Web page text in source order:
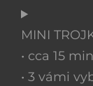
MINI
• cca 15
• 3 vámi